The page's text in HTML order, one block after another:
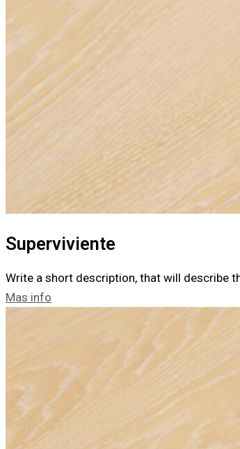
Superviviente
Write a short description, that will describe
Mas info